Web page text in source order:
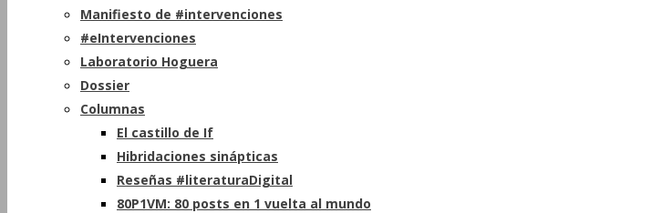
Manifiesto de #intervenciones
#eIntervenciones
Laboratorio Hoguera
Dossier
Columnas
El castillo de If
Hibridaciones sinápticas
Reseñas #literaturaDigital
80P1VM: 80 posts en 1 vuelta al mundo